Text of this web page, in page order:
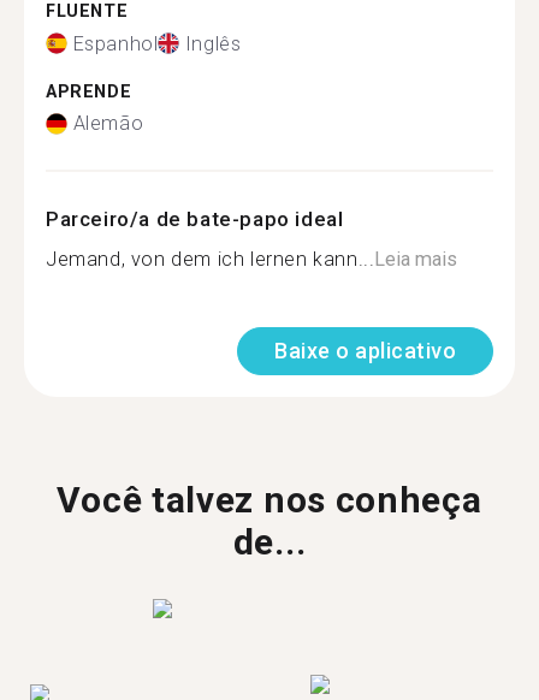
FLUENTE
Espanhol Inglês
APRENDE
Alemão
Parceiro/a de bate-papo ideal
Jemand, von dem ich lernen kann...Leia mais
Baixe o aplicativo
Você talvez nos conheça
de...